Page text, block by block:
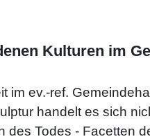
Kulturen im
ev.-ref.
handelt es sich
des Todes - Facetten